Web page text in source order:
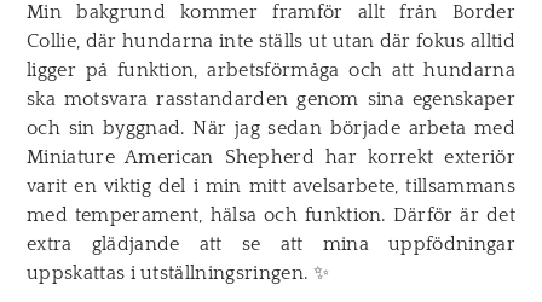
Min bakgrund kommer framför allt från Border
Collie, där hundarna inte ställs ut utan där fokus alltid
ligger på funktion, arbetsförmåga och att hundarna
ska motsvara rasstandarden genom sina egenskaper
och sin byggnad. ​När jag sedan började arbeta med
Miniature American Shepherd har korrekt exteriör
varit en viktig del i min mitt avelsarbete, tillsammans
med temperament, hälsa och funktion. Därför är det
extra glädjande att se att mina uppfödningar
uppskattas i utställningsringen. ✨